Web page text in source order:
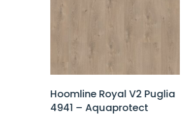
Hoomline Royal V2 Puglia
4941 – Aquaprotect